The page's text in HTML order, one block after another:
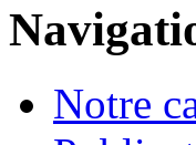
Notre